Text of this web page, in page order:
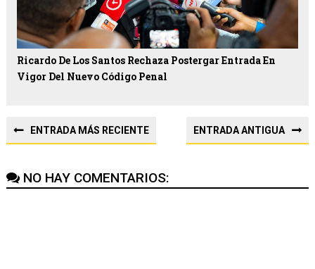
Ricardo De Los Santos Rechaza Postergar Entrada En
Vigor Del Nuevo Código Penal
ENTRADA MÁS RECIENTE ENTRADA ANTIGUA
NO HAY COMENTARIOS: